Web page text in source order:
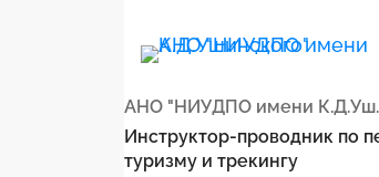
АНО
Инструктор-проводник по
туризму и трекингу